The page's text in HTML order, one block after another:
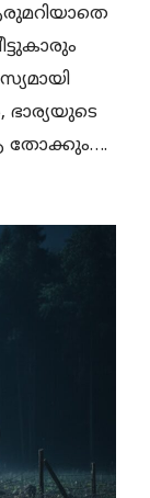
ഭാര്യയുടെ
തോക്കും….